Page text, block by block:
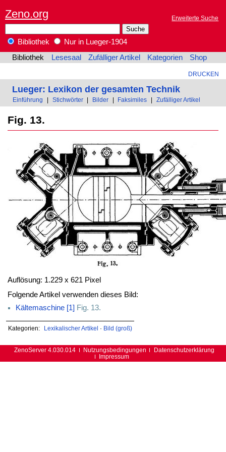
Zeno.org Erweiterte Suche
Bibliothek
Nur in Lueger-1904
Bibliothek
Lesesaal Zufälliger Artikel Kategorien Shop
DRUCKEN
Lueger: Lexikon der gesamten Technik
Einführung Stichwörter Bilder Faksimiles Zufälliger Artikel
Fig. 13.
Auflösung: 1.229 x 621 Pixel
Folgende Artikel verwenden dieses Bild:
Kältemaschine [1] Fig. 13.
Kategorien: Lexikalischer Artikel · Bild (groß)
ZenoServer 4.030.014 Nutzungsbedingungen
Datenschutzerklärung
Impressum